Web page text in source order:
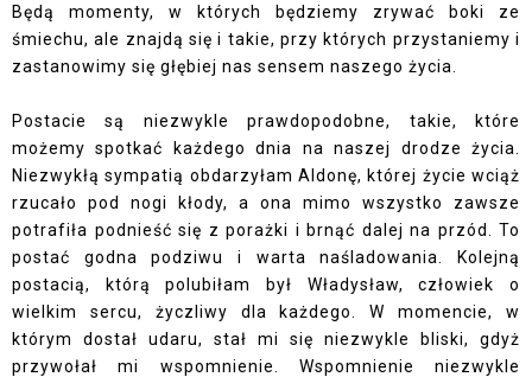
Będą momenty, w których będziemy zrywać boki ze
śmiechu, ale znajdą się i takie, przy których przystaniemy i
zastanowimy się głębiej nas sensem naszego życia.
Postacie są niezwykle prawdopodobne, takie, które
możemy spotkać każdego dnia na naszej drodze życia.
Niezwykłą sympatią obdarzyłam Aldonę, której życie wciąż
rzucało pod nogi kłody, a ona mimo wszystko zawsze
potrafiła podnieść się z porażki i brnąć dalej na przód. To
postać godna podziwu i warta naśladowania. Kolejną
postacią, którą polubiłam był Władysław, człowiek o
wielkim sercu, życzliwy dla każdego. W momencie, w
którym dostał udaru, stał mi się niezwykle bliski, gdyż
przywołał mi wspomnienie. Wspomnienie niezwykle